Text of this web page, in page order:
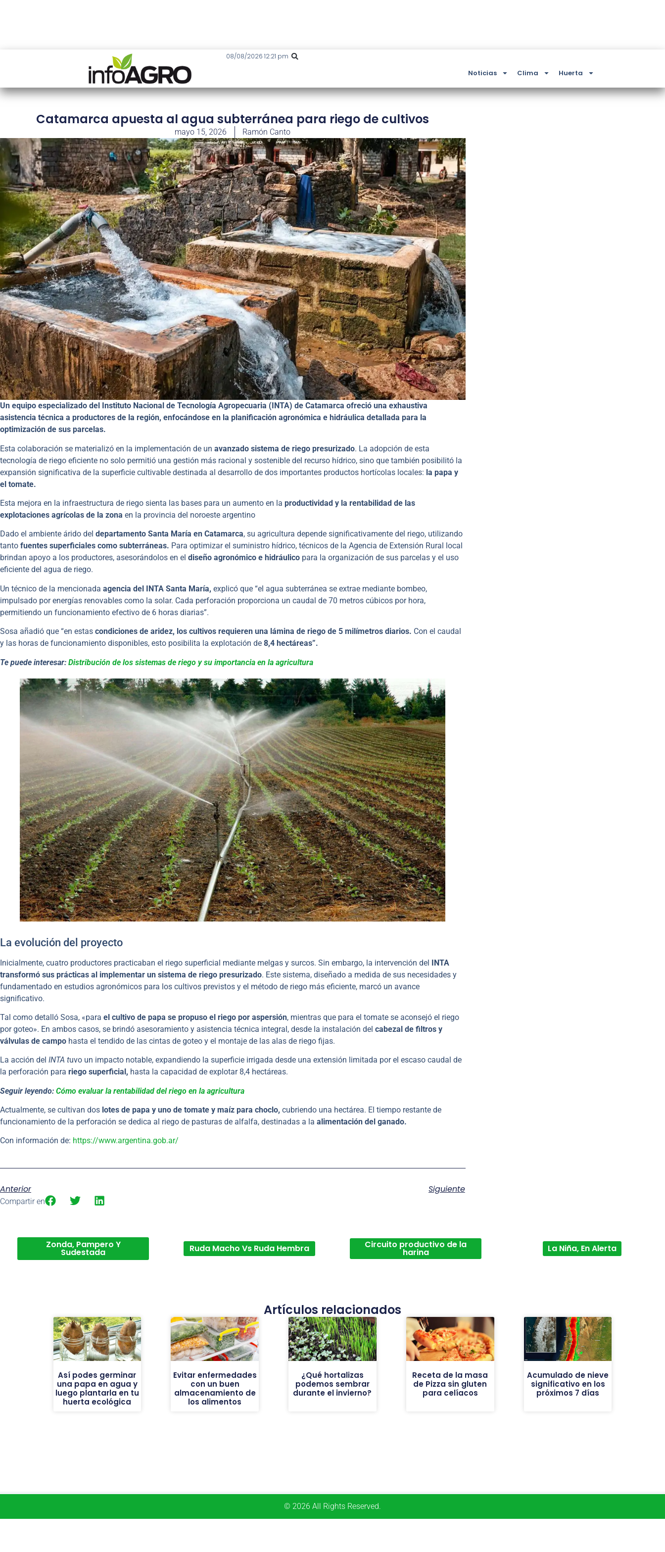
08/08/2026 12:21 pm
Noticias Clima Huerta
Catamarca apuesta al agua subterránea para riego de cultivos
mayo 15, 2026 Ramón Canto
Un equipo especializado del Instituto Nacional de Tecnología Agropecuaria (INTA) de Catamarca ofreció una exhaustiva
asistencia técnica a productores de la región, enfocándose en la planificación agronómica e hidráulica detallada para la
optimización de sus parcelas.
Esta colaboración se materializó en la implementación de un avanzado sistema de riego presurizado. La adopción de esta
tecnología de riego eficiente no solo permitió una gestión más racional y sostenible del recurso hídrico, sino que también posibilitó la
expansión significativa de la superficie cultivable destinada al desarrollo de dos importantes productos hortícolas locales: la papa y
el tomate.
Esta mejora en la infraestructura de riego sienta las bases para un aumento en la productividad y la rentabilidad de las
explotaciones agrícolas de la zona en la provincia del noroeste argentino
Dado el ambiente árido del departamento Santa María en Catamarca, su agricultura depende significativamente del riego, utilizando
tanto fuentes superficiales como subterráneas. Para optimizar el suministro hídrico, técnicos de la Agencia de Extensión Rural local
brindan apoyo a los productores, asesorándolos en el diseño agronómico e hidráulico para la organización de sus parcelas y el uso
eficiente del agua de riego.
Un técnico de la mencionada agencia del INTA Santa María, explicó que “el agua subterránea se extrae mediante bombeo,
impulsado por energías renovables como la solar. Cada perforación proporciona un caudal de 70 metros cúbicos por hora,
permitiendo un funcionamiento efectivo de 6 horas diarias”.
Sosa añadió que “en estas condiciones de aridez, los cultivos requieren una lámina de riego de 5 milímetros diarios. Con el caudal
y las horas de funcionamiento disponibles, esto posibilita la explotación de 8,4 hectáreas”.
Te puede interesar: Distribución de los sistemas de riego y su importancia en la agricultura
La evolución del proyecto
Inicialmente, cuatro productores practicaban el riego superficial mediante melgas y surcos. Sin embargo, la intervención del INTA
transformó sus prácticas al implementar un sistema de riego presurizado. Este sistema, diseñado a medida de sus necesidades y
fundamentado en estudios agronómicos para los cultivos previstos y el método de riego más eficiente, marcó un avance
significativo.
Tal como detalló Sosa, «para el cultivo de papa se propuso el riego por aspersión, mientras que para el tomate se aconsejó el riego
por goteo». En ambos casos, se brindó asesoramiento y asistencia técnica integral, desde la instalación del cabezal de filtros y
válvulas de campo hasta el tendido de las cintas de goteo y el montaje de las alas de riego fijas.
La acción del INTA tuvo un impacto notable, expandiendo la superficie irrigada desde una extensión limitada por el escaso caudal de
la perforación para riego superficial, hasta la capacidad de explotar 8,4 hectáreas.
Seguir leyendo: Cómo evaluar la rentabilidad del riego en la agricultura
Actualmente, se cultivan dos lotes de papa y uno de tomate y maíz para choclo, cubriendo una hectárea. El tiempo restante de
funcionamiento de la perforación se dedica al riego de pasturas de alfalfa, destinadas a la alimentación del ganado.
Con información de: https://www.argentina.gob.ar/
Anterior Siguiente
Compartir en
Zonda, Pampero Y
Sudestada Ruda Macho Vs Ruda Hembra Circuito productivo de la
harina La Niña, En Alerta
Artículos relacionados
Así podes germinar
una papa en agua y
luego plantarla en tu
huerta ecológica
Evitar enfermedades
con un buen
almacenamiento de
los alimentos
¿Qué hortalizas
podemos sembrar
durante el invierno?
Receta de la masa
de Pizza sin gluten
para celíacos
Acumulado de nieve
significativo en los
próximos 7 días
© 2026 All Rights Reserved.